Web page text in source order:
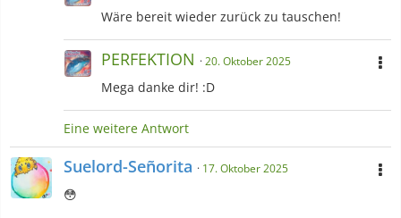
Wäre bereit wieder zurück zu tauschen!
PERFEKTION 20. Oktober 2025
Mega danke dir! :D
Eine weitere Antwort
Suelord-Señorita 17. Oktober 2025
😳